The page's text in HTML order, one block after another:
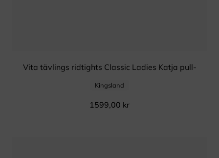
Vita tävlings ridtights Classic Ladies Katja pull-
Kingsland
1599,00 kr